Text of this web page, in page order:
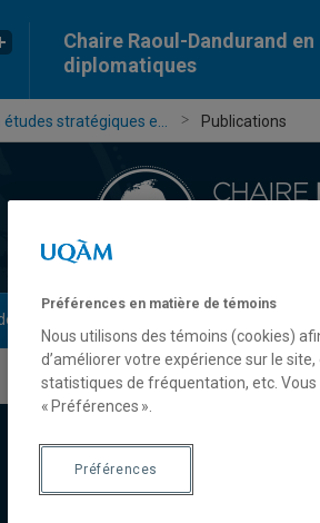
Chaire Raoul-Dandurand
diplomatiques
stratégiques e... Publications
recherche
Y a-t-il
Préférences en matière de témoins
Nous utilisons des témoins (cookies)
d’améliorer votre expérience sur le
statistiques de fréquentation, etc.
« Préférences ».
Préférences